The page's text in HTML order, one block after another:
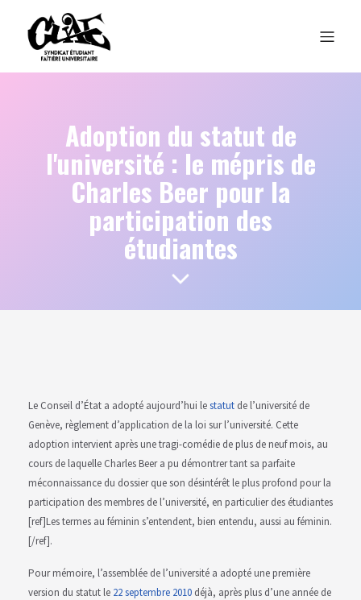
Adoption du statut de
l'université : le mépris de
Charles Beer pour la
participation des
étudiantes
Le Conseil d’État a adopté aujourd’hui lestatut de l’université de
Genève, règlement d’application de la loi sur l’université. Cette
adoption intervient après une tragi-comédie de plus de neuf mois, au
cours de laquelle Charles Beer a pu démontrer tant sa parfaite
méconnaissance du dossier que son désintérêt le plus profond pour la
participation des membres de l’université, en particulier des étudiantes
[ref]Les termes au féminin s’entendent, bien entendu, aussi au féminin.
[/ref].
Pour mémoire, l’assemblée de l’université a adopté une première
version du statut le 22 septembre 2010 déjà, après plus d’une année de